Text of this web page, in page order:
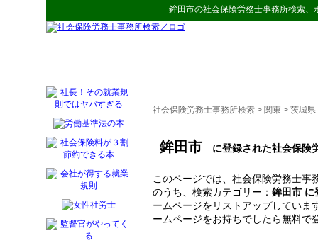
鉾田市の社会保険労務士事務所検索、
社会保険労務士事務所検索 > 関東 > 茨城県
鉾田市 に登録された社会保険
このページでは、社会保険労務士事
のうち、検索カテゴリー： 鉾田市 に
ームページをリストアップしてい
ームページをお持ちでしたら無料で